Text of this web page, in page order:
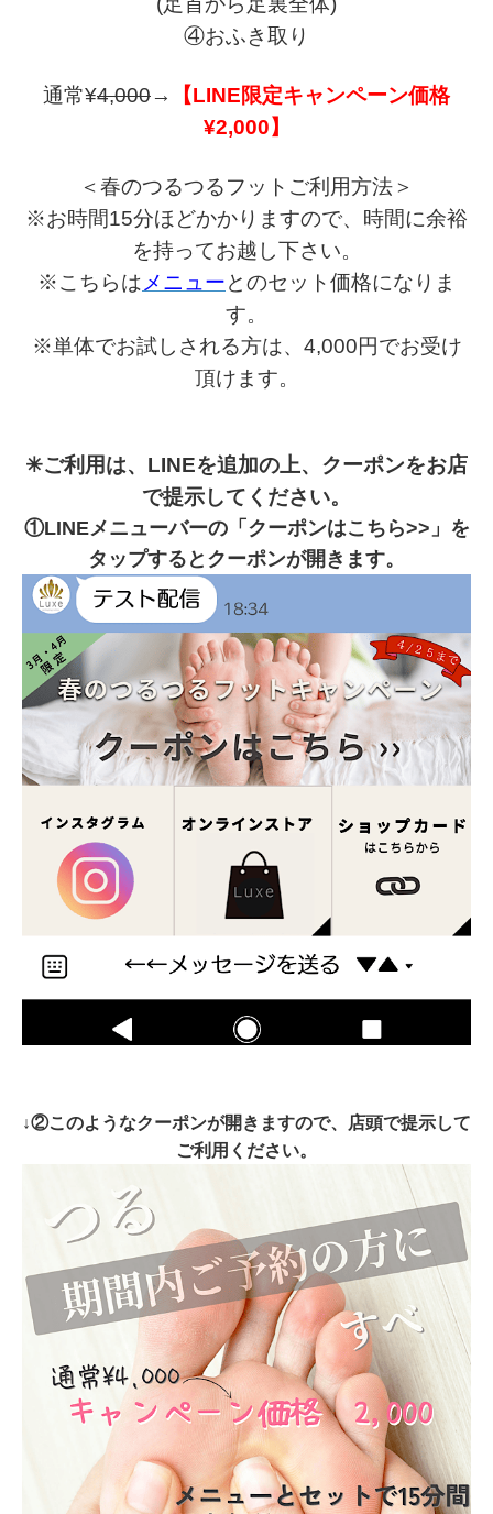
④おふき取り
通常¥4,000→
【LINE限定キャンペーン価格
¥2,000】
＜春のつるつるフットご利用方法＞
※お時間15分ほどかかりますので、時間に余裕
を持ってお越し下さい。
※こちらは メニューとのセット価格になりま
す。
※単体でお試しされる方は、4,000円でお受け
頂けます。
✳︎ご利用は、LINEを追加の上、クーポンをお店
で提示してください。
①LINEメニューバーの「クーポンはこちら>>」を
タップするとクーポンが開きます。
↓②このようなクーポンが開きますので、店頭で提示して
ご利用ください。